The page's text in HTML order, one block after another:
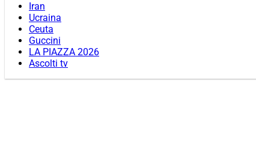
Iran
Ucraina
Ceuta
Guccini
LA PIAZZA 2026
Ascolti tv